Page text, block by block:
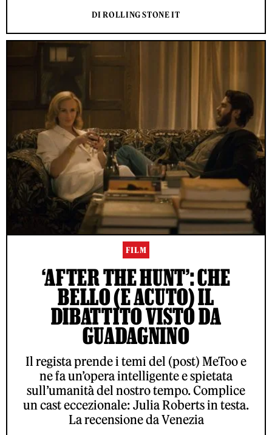
DI ROLLING STONE IT
FILM
‘AFTER THE HUNT’: CHE
BELLO (E ACUTO) IL
DIBATTITO VISTO DA
GUADAGNINO
Il regista prende i temi del (post) MeToo e
ne fa un’opera intelligente e spietata
sull’umanità del nostro tempo. Complice
un cast eccezionale: Julia Roberts in testa.
La recensione da Venezia